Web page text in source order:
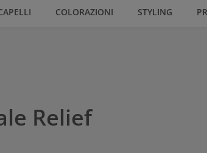
COLORAZIONI STYLING
Relief